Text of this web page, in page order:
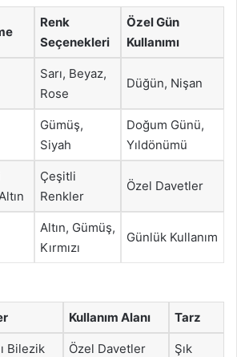
Renk
Seçenekleri
Özel Gün
Kullanımı
Sarı, Beyaz,
Rose
Düğün, Nişan
Gümüş,
Siyah
Doğum Günü,
Yıldönümü
Çeşitli
Renkler
Özel Davetler
Altın, Gümüş,
Kırmızı
Günlük Kullanım
Kullanım Alanı Tarz
Bilezik Özel Davetler Şık